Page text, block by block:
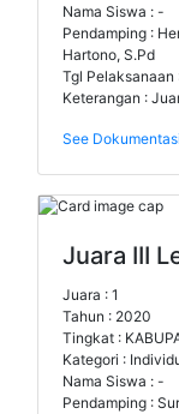
Nama Siswa : -
Pendamping :
Hartono, S.Pd
Tgl
Keterangan :
See Dokumentasi
Juara III
Juara : 1
Tahun : 2020
Tingkat :
Kategori :
Nama Siswa : -
Pendamping :